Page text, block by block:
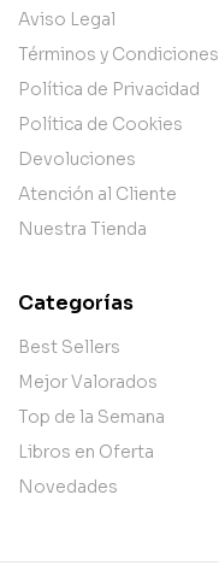
Aviso Legal
Términos y Condiciones
Política de Privacidad
Política de Cookies
Devoluciones
Atención al Cliente
Nuestra Tienda
Categorías
Best Sellers
Mejor Valorados
Top de la Semana
Libros en Oferta
Novedades